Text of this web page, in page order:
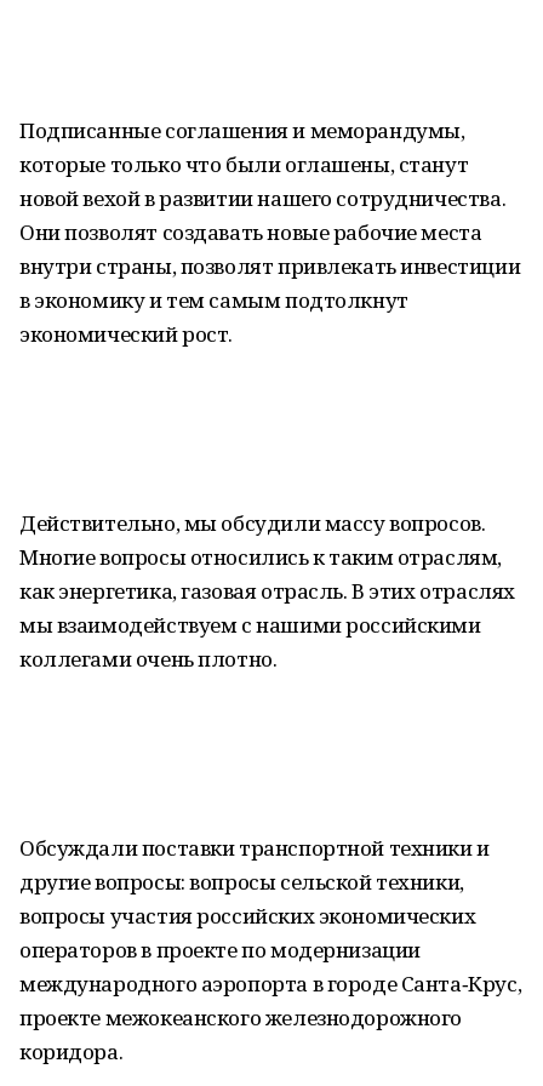
Подписанные соглашения и меморандумы,
которые только что были оглашены, станут
новой вехой в развитии нашего сотрудничества.
Они позволят создавать новые рабочие места
внутри страны, позволят привлекать инвестиции
в экономику и тем самым подтолкнут
экономический рост.
Действительно, мы обсудили массу вопросов.
Многие вопросы относились к таким отраслям,
как энергетика, газовая отрасль. В этих отраслях
мы взаимодействуем с нашими российскими
коллегами очень плотно.
Обсуждали поставки транспортной техники и
другие вопросы: вопросы сельской техники,
вопросы участия российских экономических
операторов в проекте по модернизации
международного аэропорта в городе Санта‑Крус,
проекте межокеанского железнодорожного
коридора.